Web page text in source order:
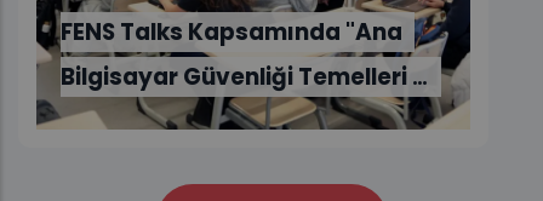
Talks Kapsamında "Ana
Güvenliği Temelleri ve
Stratejileri" Başlıklı